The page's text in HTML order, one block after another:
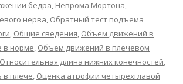
бедра, Неврома Мортона,
нерва, Обратный тест подъема
, Общие сведения, Объем движений в
в норме, Объем движений в плечевом
Относительная длина нижних конечностей,
в плече, Оценка атрофии четырехглавой